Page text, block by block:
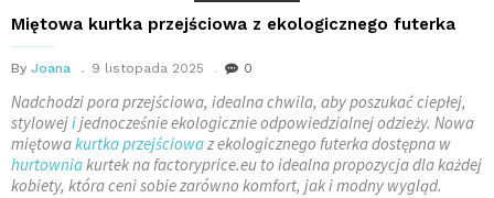
Miętowa kurtka przejściowa z ekologicznego futerka
By Joana 9 listopada 2025 0
Nadchodzi pora przejściowa, idealna chwila, aby poszukać ciepłej,
stylowejijednocześnie ekologicznie odpowiedzialnej odzieży. Nowa
miętowakurtka przejściowaz ekologicznego futerka dostępna w
hurtowniakurtek na factoryprice.eu to idealna propozycja dla każdej
kobiety, która ceni sobie zarówno komfort, jak i modny wygląd.